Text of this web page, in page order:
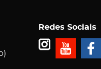
Redes Sociais